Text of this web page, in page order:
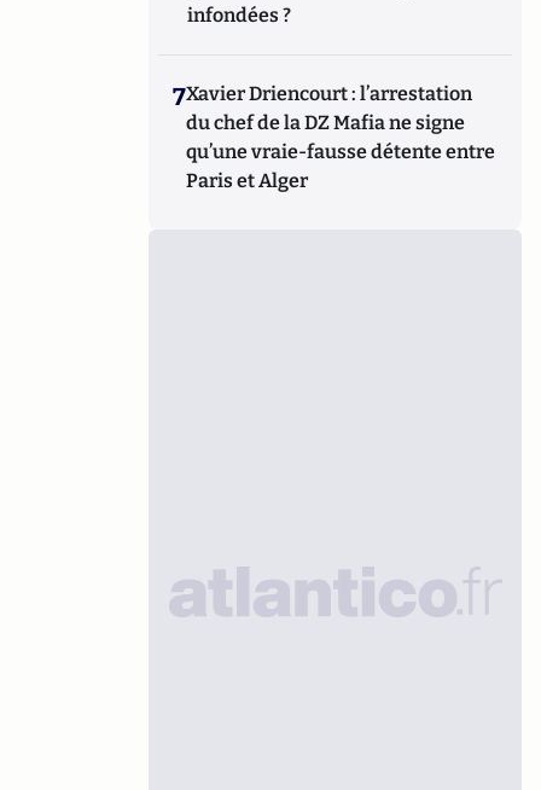
infondées ?
7Xavier Driencourt : l’arrestation
du chef de la DZ Mafia ne signe
qu’une vraie-fausse détente entre
Paris et Alger